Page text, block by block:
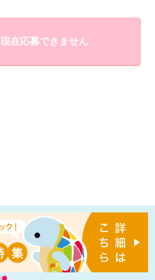
現在応募できません